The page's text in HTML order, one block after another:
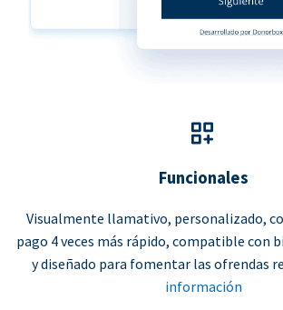
Funcionales
Visualmente llamativo, personalizado,
pago 4 veces más rápido, compatible con
y diseñado para fomentar las ofrendas
información